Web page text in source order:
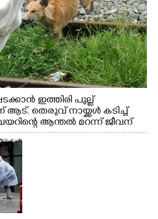
ഇത്തിരി പുല്ല്
തെരുവ് നായ്ക്കൾ കടിച്ച്
ആന്തൽ മറന്ന് ജീവന്
എറണാകുളം വാത്തുരുത്തിയിൽ